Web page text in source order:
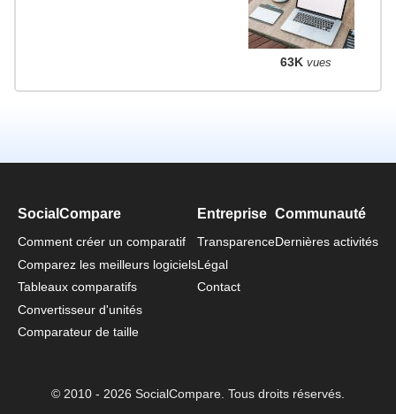
63K vues
SocialCompare
Comment créer un comparatif
Comparez les meilleurs logiciels
Tableaux comparatifs
Convertisseur d'unités
Comparateur de taille
Entreprise
Transparence
Légal
Contact
Communauté
Dernières activités
© 2010 - 2026 SocialCompare. Tous droits réservés.